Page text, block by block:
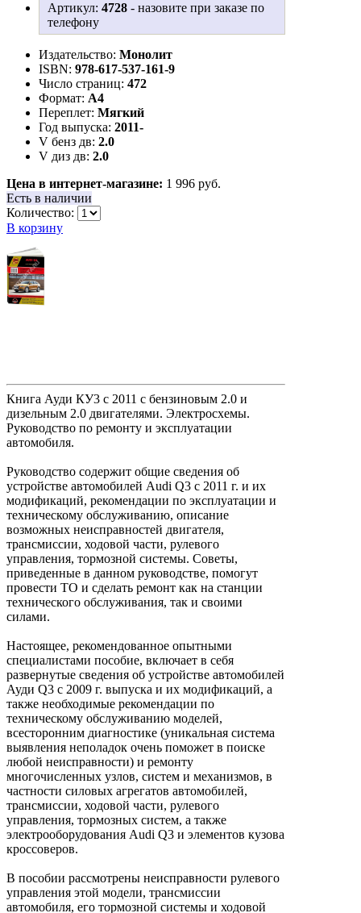
Артикул: 4728 - назовите при заказе по
телефону
Издательство: Монолит
ISBN: 978-617-537-161-9
Число страниц: 472
Формат: А4
Переплет: Мягкий
Год выпуска: 2011-
V бенз дв: 2.0
V диз дв: 2.0
Цена в интернет-магазине: 1 996 руб.
Есть в наличии
Количество:
В корзину
Книга Ауди КУ3 c 2011 с бензиновым 2.0 и
дизельным 2.0 двигателями. Электросхемы.
Руководство по ремонту и эксплуатации
автомобиля.
Руководство содержит общие сведения об
устройстве автомобилей Audi Q3 c 2011 г. и их
модификаций, рекомендации по эксплуатации и
техническому обслуживанию, описание
возможных неисправностей двигателя,
трансмиссии, ходовой части, рулевого
управления, тормозной системы. Советы,
приведенные в данном руководстве, помогут
провести ТО и сделать ремонт как на станции
технического обслуживания, так и своими
силами.
Настоящее, рекомендованное опытными
специалистами пособие, включает в себя
развернутые сведения об устройстве автомобилей
Ауди Q3 с 2009 г. выпуска и их модификаций, а
также необходимые рекомендации по
техническому обслуживанию моделей,
всесторонним диагностике (уникальная система
выявления неполадок очень поможет в поиске
любой неисправности) и ремонту
многочисленных узлов, систем и механизмов, в
частности силовых агрегатов автомобилей,
трансмиссии, ходовой части, рулевого
управления, тормозных систем, а также
электрооборудования Audi Q3 и элементов кузова
кроссоверов.
В пособии рассмотрены неисправности рулевого
управления этой модели, трансмиссии
автомобиля, его тормозной системы и ходовой